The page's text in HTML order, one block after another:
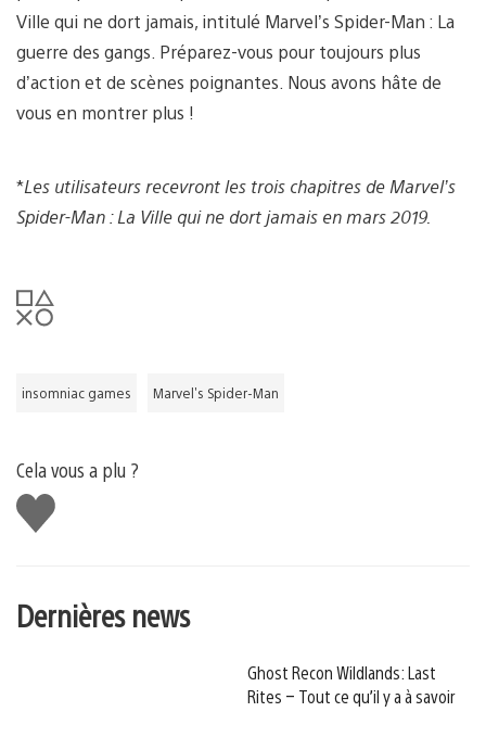
Ville qui ne dort jamais, intitulé Marvel’s Spider-Man : La
guerre des gangs. Préparez-vous pour toujours plus
d’action et de scènes poignantes. Nous avons hâte de
vous en montrer plus !
*Les utilisateurs recevront les trois chapitres de Marvel’s
Spider-Man : La Ville qui ne dort jamais en mars 2019.
insomniac games Marvel's Spider-Man
Cela vous a plu ?
J'aime
Dernières news
Ghost Recon Wildlands: Last
Rites – Tout ce qu’il y a à savoir